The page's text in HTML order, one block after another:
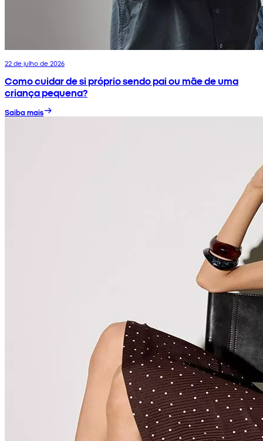
22 de julho de 2026
Como cuidar de si próprio sendo pai ou mãe de uma
criança pequena?
Saiba mais